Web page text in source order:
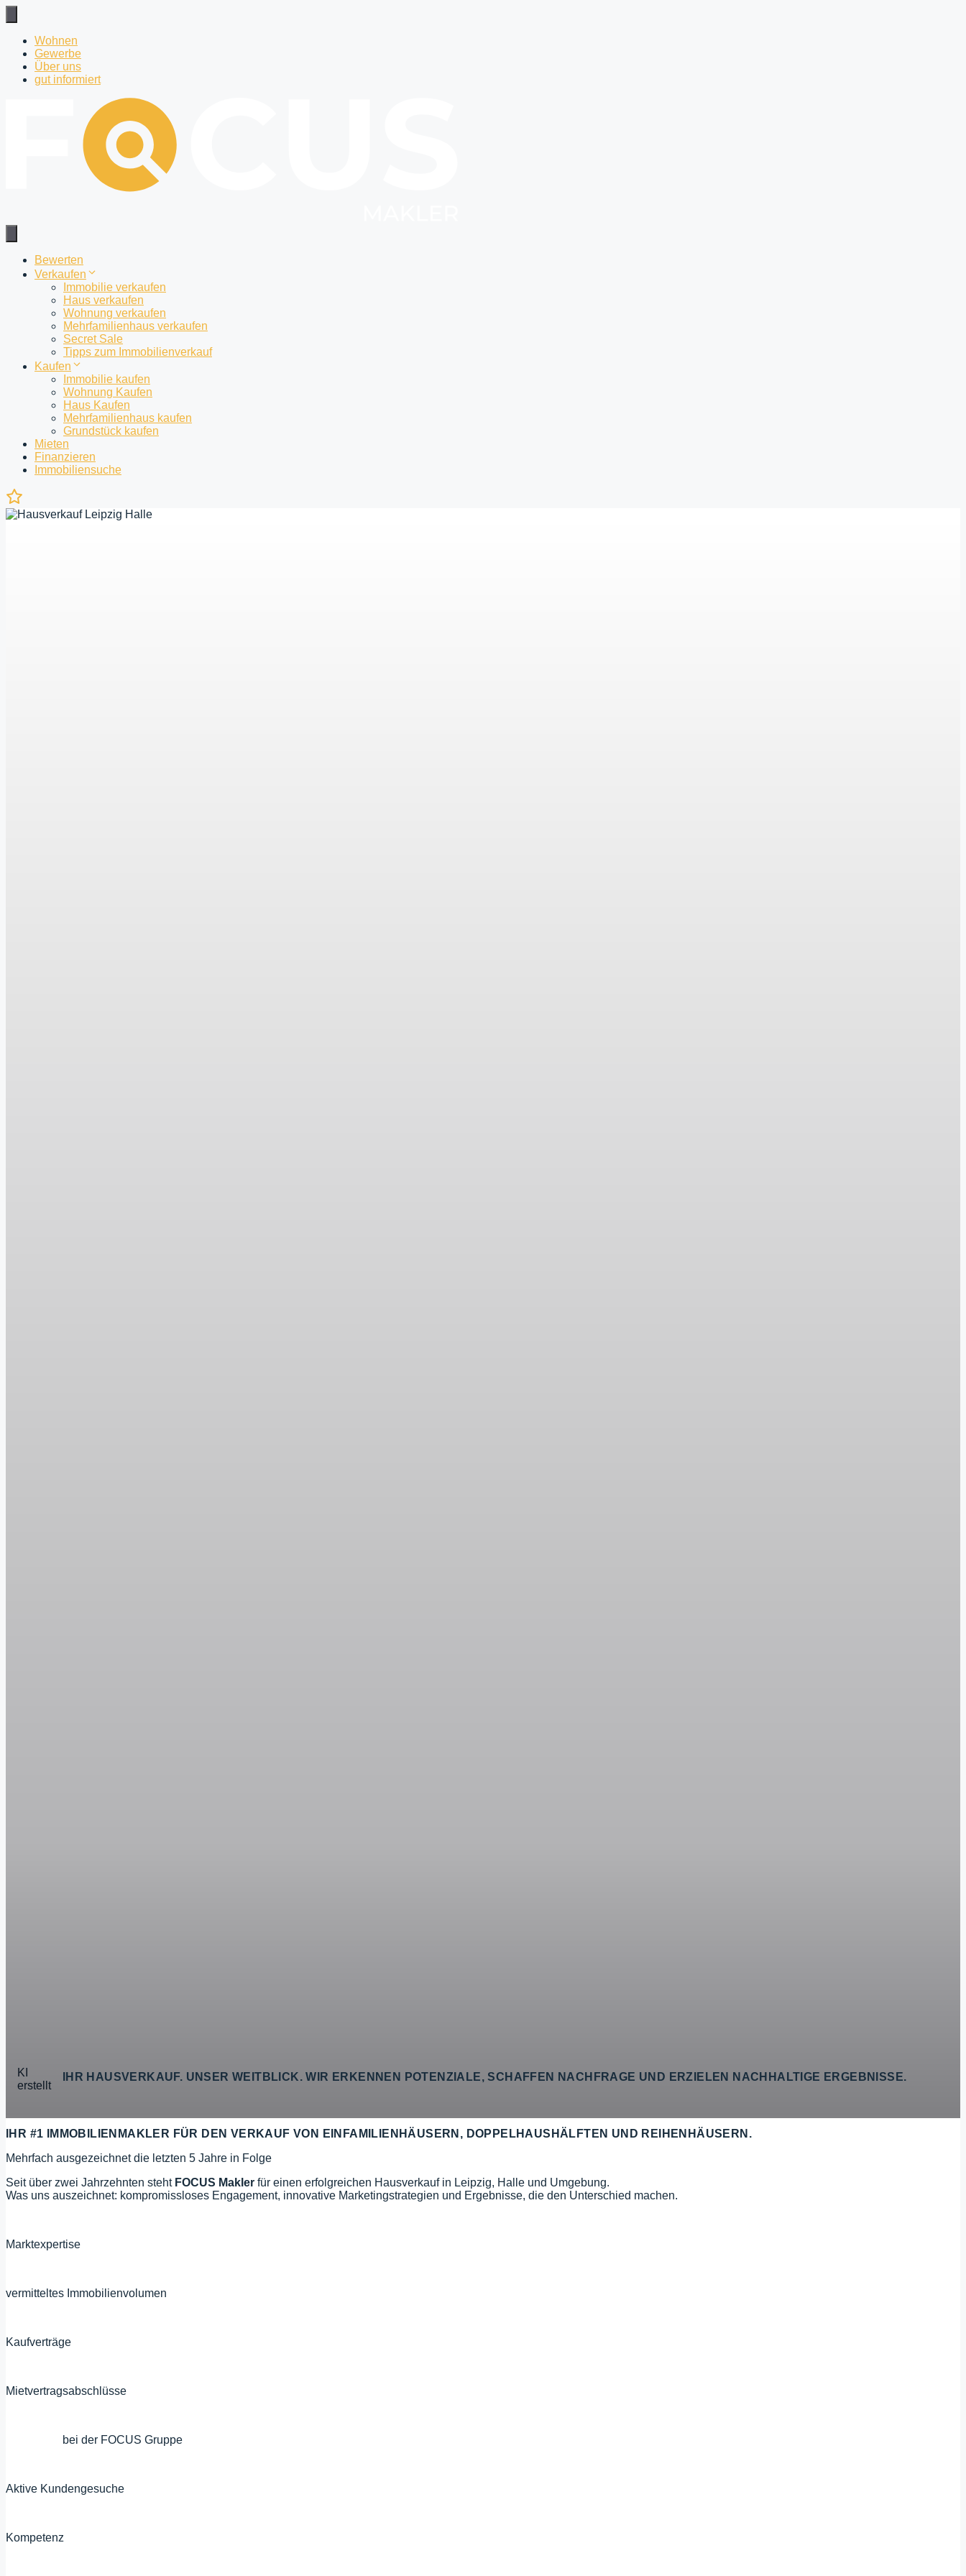
Zum
Inhalt
springenWohnen
Gewerbe
Über uns
gut informiert
Bewerten
Verkaufen
Immobilie verkaufen
Haus verkaufen
Wohnung verkaufen
Mehrfamilienhaus verkaufen
Secret Sale
Tipps zum Immobilienverkauf
Kaufen
Immobilie kaufen
Wohnung Kaufen
Haus Kaufen
Mehrfamilienhaus kaufen
Grundstück kaufen
Mieten
Finanzieren
Immobiliensuche
ist
IHR HAUSVERKAUF. UNSER WEITBLICK.WIR ERKENNEN POTENZIALE, SCHAFFEN NACHFRAGE UND ERZIELEN NACHHALTIGE ERGEBNISSE.
IHR #1 IMMOBILIENMAKLER FÜR DEN VERKAUF VON EINFAMILIENHÄUSERN, DOPPELHAUSHÄLFTEN UND REIHENHÄUSERN.
Mehrfach ausgezeichnet die letzten 5 Jahre in Folge
Seit über zwei Jahrzehnten steht FOCUS Makler für einen erfolgreichen Hausverkauf in Leipzig, Halle und Umgebung.
Was uns auszeichnet: kompromissloses Engagement, innovative Marketingstrategien und Ergebnisse, die den Unterschied machen.
Marktexpertise
vermitteltes Immobilienvolumen
Kaufverträge
Mietvertragsabschlüsse
bei der FOCUS Gruppe
Aktive Kundengesuche
Kompetenz